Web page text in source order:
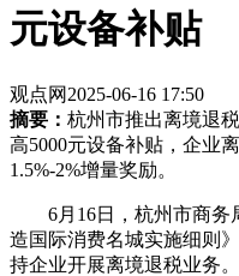
元设备补贴
观点网 2025-06-16 17:50
摘要： 杭州市推出离境退
高5000元设备补贴，企业
1.5%-2%增量奖励。
6月16日，杭州市商务
造国际消费名城实施细则
持企业开展离境退税业务。